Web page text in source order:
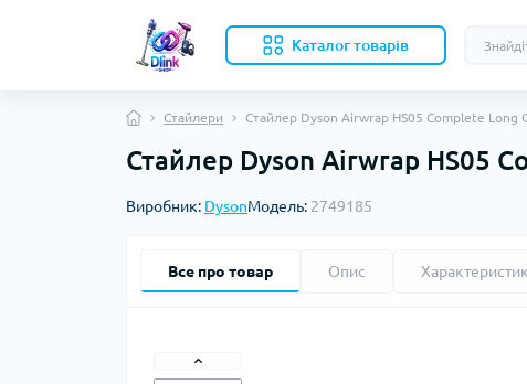
Каталог товарів
Стайлери Стайлер Dyson Airwrap HS05 Complete Long
Стайлер Dyson Airwrap HS05
Виробник: DysonМодель: 2749185
Все про товар Опис